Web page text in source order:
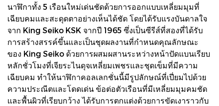
นาฬิกาทั้ง 5 เรือนใหม่เด่นชัดด้วยการออกแบบเหลี่ยมมุมที่
เฉียบคมและสะดุดตาอย่างเห็นได้ชัด โดยได้รับแรงบันดาลใจ
จาก King Seiko KSK จากปี 1965 ซึ่งเป็นซีรีส์ที่สองที่ได้รับ
การสร้างสรรค์ขึ้นและเป็นชุดผลงานที่กำหนดคุณลักษณะ
ของ King Seiko ด้วยการผสมผสานระหว่างหน้าปัดแบนเรียบ
หลักชั่วโมงที่เจียระไนดุจเหลี่ยมเพชรและชุดเข็มที่มีความ
เฉียบคม ทำให้นาฬิกาคอลเลกชั่นนี้มีรูปลักษณ์ที่เปี่ยมไปด้วย
ความประณีตและโดดเด่น ข้อต่อตัวเรือนที่มีเหลี่ยมมุมคมชัด
และพื้นผิวที่เรียบกว้าง ได้รับการตกแต่งด้วยการขัดเงาราวกับ